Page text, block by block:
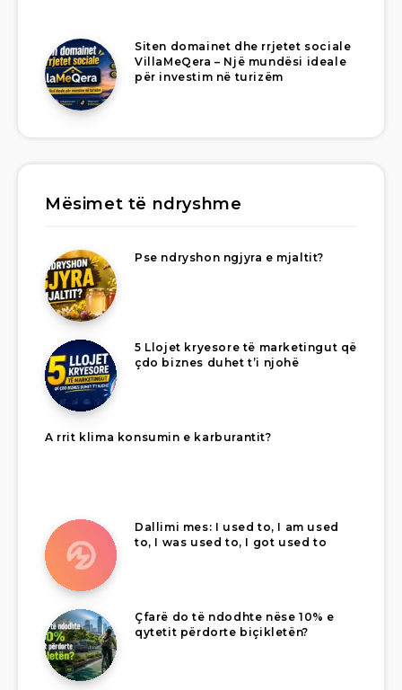
Siten domainet dhe rrjetet sociale
VillaMeQera – Një mundësi ideale
për investim në turizëm
Mësimet të ndryshme
Pse ndryshon ngjyra e mjaltit?
5 Llojet kryesore të marketingut që
çdo biznes duhet t’i njohë
A rrit klima konsumin e karburantit?
Dallimi mes: I used to, I am used
to, I was used to, I got used to
Çfarë do të ndodhte nëse 10% e
qytetit përdorte biçikletën?